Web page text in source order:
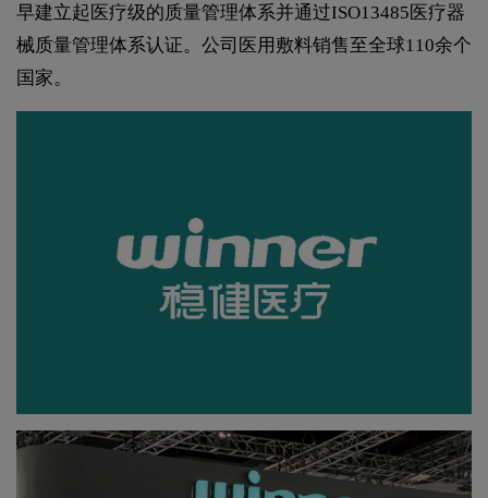
早建立起医疗级的质量管理体系并通过ISO13485医疗器
械质量管理体系认证。公司医用敷料销售至全球110余个
国家。